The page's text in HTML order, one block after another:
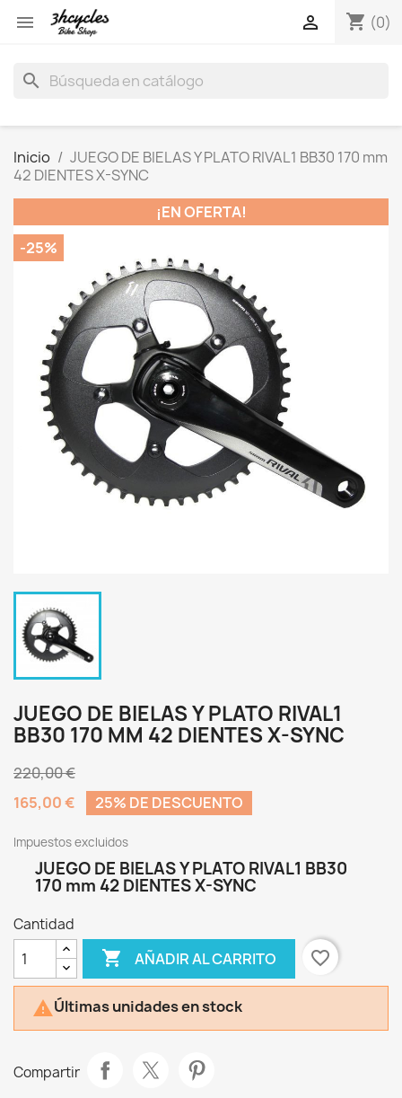
 shopping_cart (0)

search
Inicio
JUEGO DE BIELAS Y PLATO RIVAL1 BB30 170 mm
42 DIENTES X-SYNC
¡EN OFERTA!
-25%
JUEGO DE BIELAS Y PLATO RIVAL1
BB30 170 MM 42 DIENTES X-SYNC
220,00 €
165,00 €
25% DE DESCUENTO
Impuestos excluidos
JUEGO DE BIELAS Y PLATO RIVAL1 BB30
170 mm 42 DIENTES X-SYNC
Cantidad
 AÑADIR AL CARRITO favorite_border
Últimas unidades en stock
Compartir